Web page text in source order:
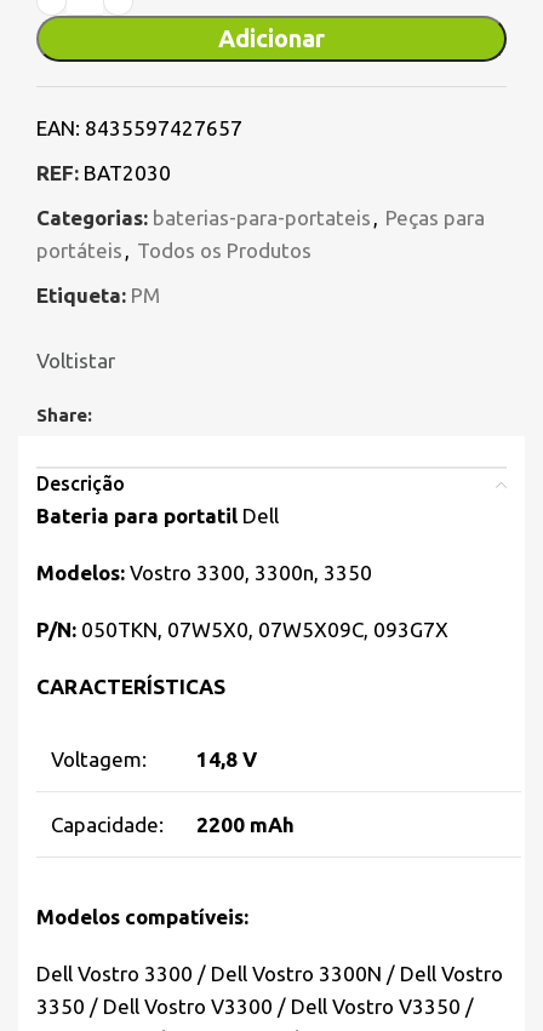
Adicionar
EAN: 8435597427657
REF: BAT2030
Categorias: baterias-para-portateis , Peças para
portáteis , Todos os Produtos
Etiqueta: PM
Voltistar
Share:
Descrição
Bateria para portatil Dell
Modelos: Vostro 3300, 3300n, 3350
P/N: 050TKN, 07W5X0, 07W5X09C, 093G7X
CARACTERÍSTICAS
Voltagem: 14,8 V
Capacidade: 2200 mAh
Modelos compatíveis:
Dell Vostro 3300 / Dell Vostro 3300N / Dell Vostro
3350 / Dell Vostro V3300 / Dell Vostro V3350 /